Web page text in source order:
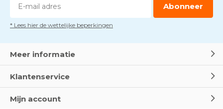
Abonneer
* Lees hier de wettelijke beperkingen
Meer informatie
Klantenservice
Mijn account